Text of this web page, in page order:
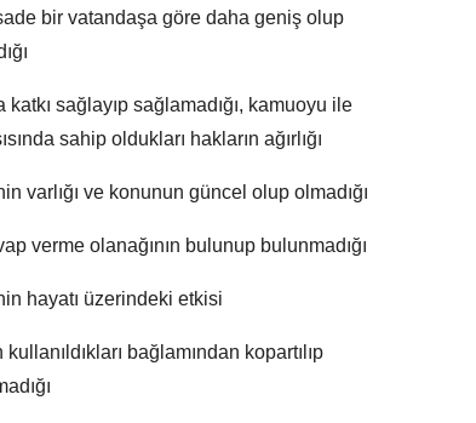
bir vatandaşa göre daha geniş olup
sağlayıp sağlamadığı, kamuoyu ile
sahip oldukları hakların ağırlığı
varlığı ve konunun güncel olup olmadığı
verme olanağının bulunup bulunmadığı
hayatı üzerindeki etkisi
bağlamından kopartılıp